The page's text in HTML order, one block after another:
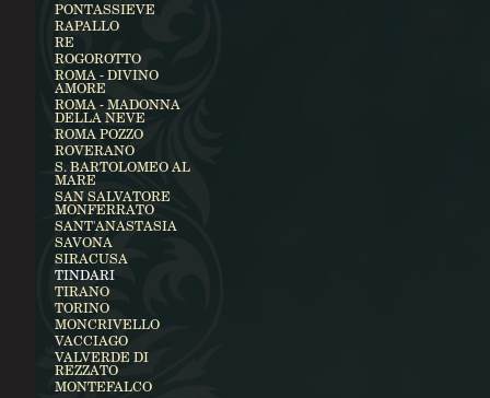
PONTASSIEVE
RAPALLO
RE
ROGOROTTO
ROMA - DIVINO
AMORE
ROMA - MADONNA
DELLA NEVE
ROMA POZZO
ROVERANO
S. BARTOLOMEO AL
MARE
SAN SALVATORE
MONFERRATO
SANT'ANASTASIA
SAVONA
SIRACUSA
TINDARI
TIRANO
TORINO
MONCRIVELLO
VACCIAGO
VALVERDE DI
REZZATO
MONTEFALCO